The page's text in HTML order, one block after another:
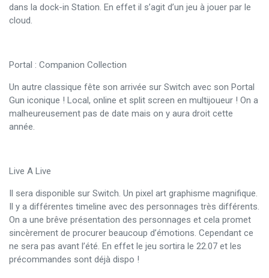
dans la dock-in Station. En effet il s’agit d’un jeu à jouer par le
cloud.
Portal : Companion Collection
Un autre classique fête son arrivée sur Switch avec son Portal
Gun iconique ! Local, online et split screen en multijoueur ! On a
malheureusement pas de date mais on y aura droit cette
année.
Live A Live
Il sera disponible sur Switch. Un pixel art graphisme magnifique.
Il y a différentes timeline avec des personnages très différents.
On a une brêve présentation des personnages et cela promet
sincèrement de procurer beaucoup d’émotions. Cependant ce
ne sera pas avant l’été. En effet le jeu sortira le 22.07 et les
précommandes sont déjà dispo !